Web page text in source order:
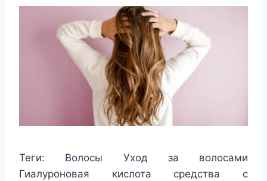
Теги: Волосы Уход за волосами
Гиалуроновая кислота средства с